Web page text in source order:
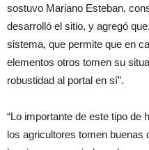
sostuvo Mariano Esteban,
desarrolló el sitio, y agregó
sistema, que permite que en
elementos otros tomen su
robustidad al portal en sí”.
“Lo importante de este tipo de
los agricultores tomen